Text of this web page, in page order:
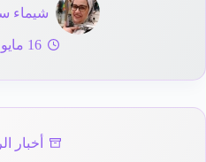
شيماء
16 مايو 2026
أخبار